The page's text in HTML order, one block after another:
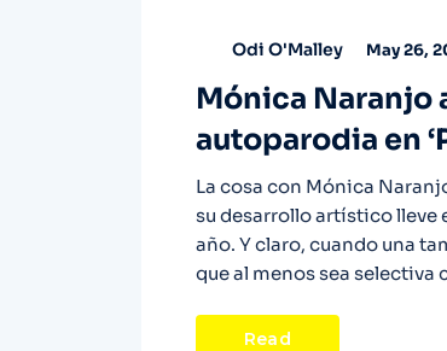
Odi O'Malley May 26,
Mónica Naranjo
autoparodia en
La cosa con Mónica
su desarrollo artístico lleve
año. Y claro, cuando una
que al menos sea selectiva
Read